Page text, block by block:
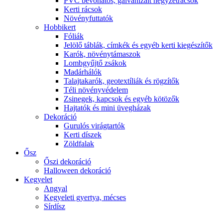
Kerti rácsok
Növényfuttatók
Hobbikert
Fóliák
Jelölő táblák, címkék és egyéb kerti kiegészítők
Karók, növénytámaszok
Lombgyűjtő zsákok
Madárhálók
Talajtakarók, geotextíliák és rögzítők
Téli növényvédelem
Zsinegek, kapcsok és egyéb kötözők
Hajtatók és mini üvegházak
Dekoráció
Gurulós virágtartók
Kerti díszek
Zöldfalak
Ősz
Őszi dekoráció
Halloween dekoráció
Kegyelet
Angyal
Kegyeleti gyertya, mécses
Sírdísz